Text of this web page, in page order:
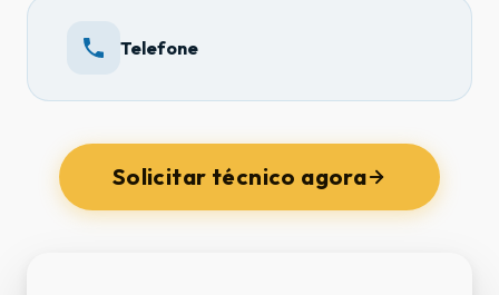
Telefone
Solicitar técnico agora